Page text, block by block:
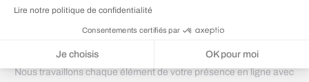
Lire notre politique de confidentialité
Consentements certifiés par
Je choisis OK pour moi
Axeptio consent
Plateforme de Gestion du Consentement : Personnalisez vos Options
secondes : clarté des informations, sérieux de la présentation,
qualité du parcours de contact, gestion soignée des avis patients
Nous travaillons chaque élément de votre présence en ligne avec